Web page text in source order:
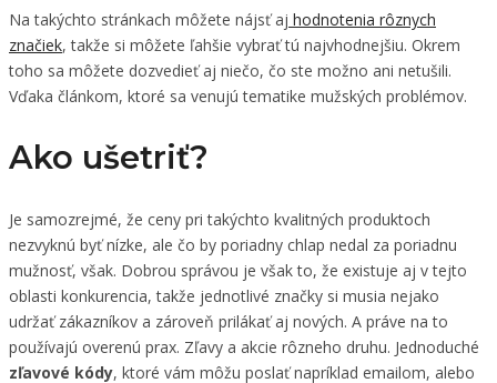
Na takýchto stránkach môžete nájsť aj hodnotenia rôznych
značiek, takže si môžete ľahšie vybrať tú najvhodnejšiu. Okrem
toho sa môžete dozvedieť aj niečo, čo ste možno ani netušili.
Vďaka článkom, ktoré sa venujú tematike mužských problémov.
Ako ušetriť?
Je samozrejmé, že ceny pri takýchto kvalitných produktoch
nezvyknú byť nízke, ale čo by poriadny chlap nedal za poriadnu
mužnosť, však. Dobrou správou je však to, že existuje aj v tejto
oblasti konkurencia, takže jednotlivé značky si musia nejako
udržať zákazníkov a zároveň prilákať aj nových. A práve na to
používajú overenú prax. Zľavy a akcie rôzneho druhu. Jednoduché
zľavové kódy, ktoré vám môžu poslať napríklad emailom, alebo